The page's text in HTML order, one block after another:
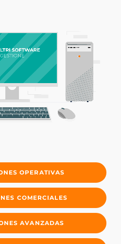
OPERATIVAS
COMERCIALES
AVANZADAS